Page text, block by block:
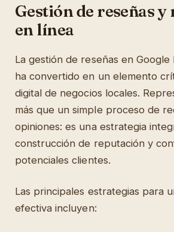
Gestión de reseñas
en línea
La gestión de reseñas en Google
ha convertido en un elemento
digital de negocios locales.
más que un simple proceso de
opiniones: es una estrategia
construcción de reputación y
potenciales clientes.
Las principales estrategias para
efectiva incluyen: